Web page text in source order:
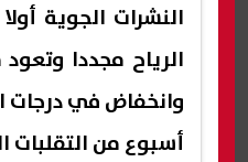
النشرات الجوية
الرياح مجددا
وانخفاض في
أسبوع من التقلبات